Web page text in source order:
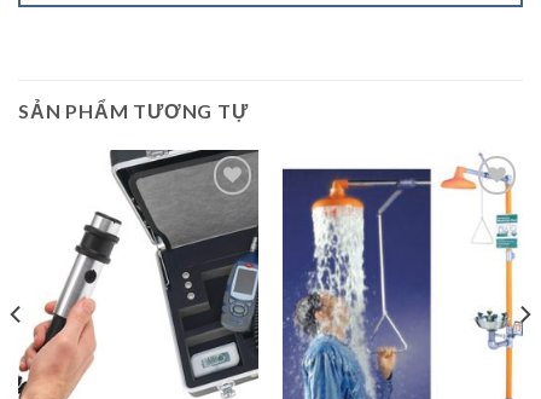
SẢN PHẨM TƯƠNG TỰ
Wishlist
Add to
Wishlist